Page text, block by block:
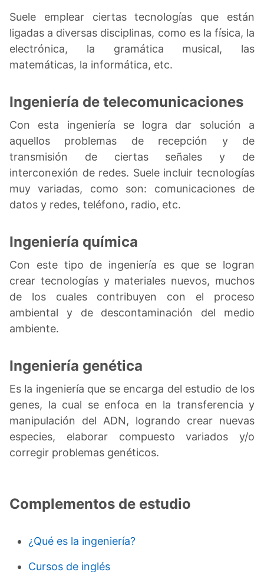
Suele emplear ciertas tecnologías que están
ligadas a diversas disciplinas, como es la física, la
electrónica, la gramática musical, las
matemáticas, la informática, etc.
Ingeniería de telecomunicaciones
Con esta ingeniería se logra dar solución a
aquellos problemas de recepción y de
transmisión de ciertas señales y de
interconexión de redes. Suele incluir tecnologías
muy variadas, como son: comunicaciones de
datos y redes, teléfono, radio, etc.
Ingeniería química
Con este tipo de ingeniería es que se logran
crear tecnologías y materiales nuevos, muchos
de los cuales contribuyen con el proceso
ambiental y de descontaminación del medio
ambiente.
Ingeniería genética
Es la ingeniería que se encarga del estudio de los
genes, la cual se enfoca en la transferencia y
manipulación del ADN, logrando crear nuevas
especies, elaborar compuesto variados y/o
corregir problemas genéticos.
Complementos de estudio
¿Qué es la ingeniería?
Cursos de inglés